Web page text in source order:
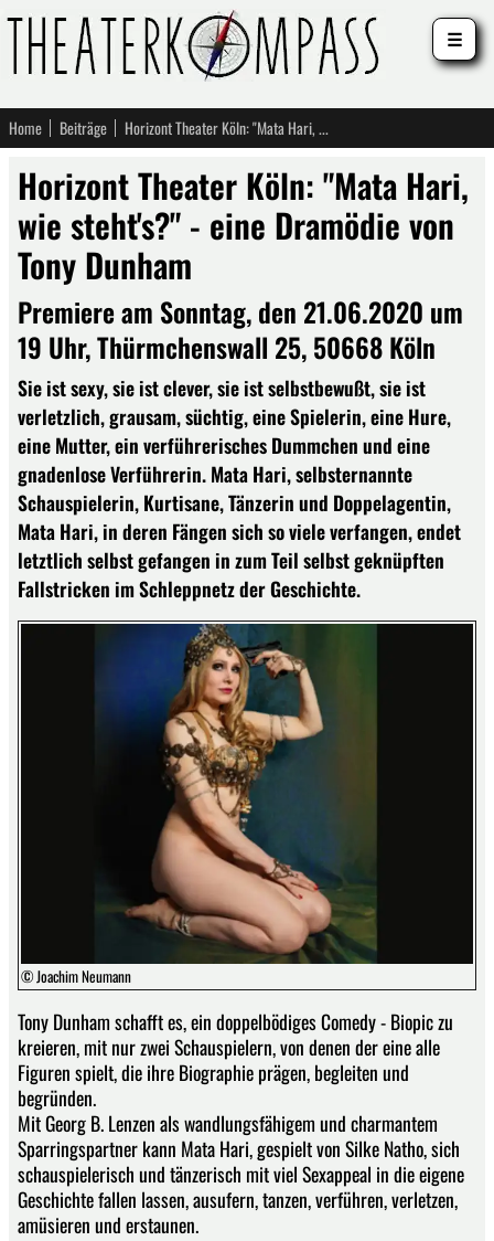
Home Beiträge Horizont Theater Köln: "Mata Hari, wie steht's?" - eine Dramödie von Tony Dunham
Horizont Theater Köln: "Mata Hari,
wie steht's?" - eine Dramödie von
Tony Dunham
Premiere am Sonntag, den 21.06.2020 um
19 Uhr, Thürmchenswall 25, 50668 Köln
Sie ist sexy, sie ist clever, sie ist selbstbewußt, sie ist
verletzlich, grausam, süchtig, eine Spielerin, eine Hure,
eine Mutter, ein verführerisches Dummchen und eine
gnadenlose Verführerin. Mata Hari, selbsternannte
Schauspielerin, Kurtisane, Tänzerin und Doppelagentin,
Mata Hari, in deren Fängen sich so viele verfangen, endet
letztlich selbst gefangen in zum Teil selbst geknüpften
Fallstricken im Schleppnetz der Geschichte.
© Joachim Neumann
Tony Dunham schafft es, ein doppelbödiges Comedy - Biopic zu
kreieren, mit nur zwei Schauspielern, von denen der eine alle
Figuren spielt, die ihre Biographie prägen, begleiten und
begründen.
Mit Georg B. Lenzen als wandlungsfähigem und charmantem
Sparringspartner kann Mata Hari, gespielt von Silke Natho, sich
schauspielerisch und tänzerisch mit viel Sexappeal in die eigene
Geschichte fallen lassen, ausufern, tanzen, verführen, verletzen,
amüsieren und erstaunen.
☰